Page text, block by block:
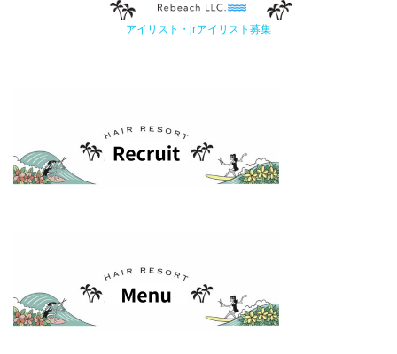
アイリスト・Jrアイリスト募集